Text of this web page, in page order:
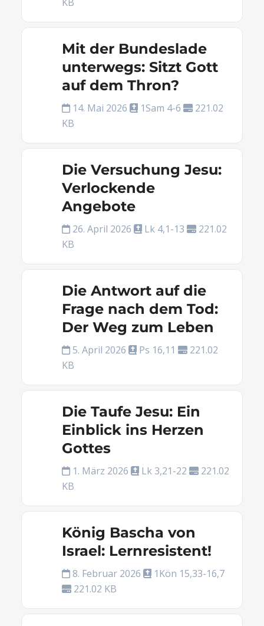
Mit der Bundeslade
unterwegs: Sitzt Gott
auf dem Thron?
14. Mai 2026 1Sam 4-6
221.02
KB
Die Versuchung Jesu:
Verlockende
Angebote
26. April 2026 Lk 4,1-13
221.02
KB
Die Antwort auf die
Frage nach dem Tod:
Der Weg zum Leben
5. April 2026 Ps 16,11
221.02
KB
Die Taufe Jesu: Ein
Einblick ins Herzen
Gottes
1. März 2026 Lk 3,21-22
221.02
KB
König Bascha von
Israel: Lernresistent!
8. Februar 2026
1Kön 15,33-16,7
221.02 KB